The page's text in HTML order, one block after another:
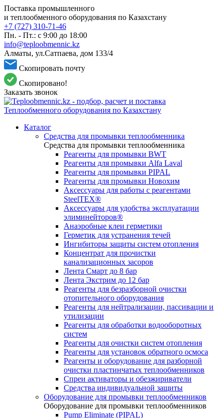
Поставка промышленного
и теплообменного оборудования по Казахстану
+7 (727) 310-71-46
Пн. - Пт.: с 9:00 до 18:00
info@teploobmennic.kz
Алматы, ул.Сатпаева, дом 133/4
Скопировать почту
Скопировано!
Заказать звонок
Каталог
Средства для промывки теплообменника
Средства для промывки теплообменника
Реагенты для промывки BWT
Реагенты для промывки Alfa Laval
Реагенты для промывки PIPAL
Реагенты для промывки Новохим
Аксессуары для работы с реагентами
SteelTEX®
Аксессуары для удобства эксплуатации
элиминейторов®
Анаэробные клеи герметики
Герметик для устранения течей
Ингибиторы защиты систем отопления
Концентрат для прочистки
канализационных засоров
Лента Смарт до 8 бар
Лента Экстрим до 12 бар
Реагенты для безразборной очистки
отопительного оборудования
Реагенты для нейтрализации, пассивации и
утилизации
Реагенты для обработки водооборотных
систем
Реагенты для очистки систем отопления
Реагенты для установок обратного осмоса
Реагенты и оборудование для разборной
очистки пластинчатых теплообменников
Спреи активаторы и обезжириватели
Средства индивидуальной защиты
Оборудование для промывки теплообменников
Оборудование для промывки теплообменников
Pump Eliminate (PIPAL)